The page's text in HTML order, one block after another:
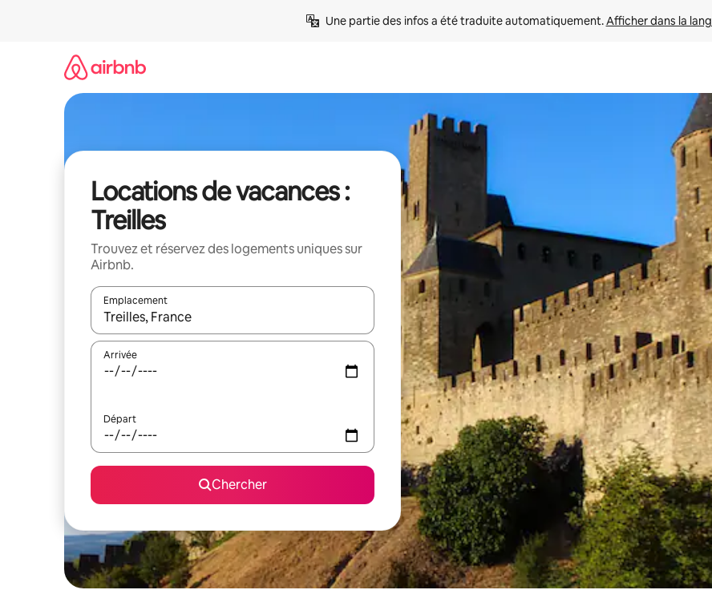
Une partie des infos a été traduite automatiquement. Afficher dans la
Locations de vacances :
Treilles
Trouvez et réservez des logements uniques sur
Airbnb.
Emplacement
Quand les résultats sont affichés, parcourez-les en utilisant les flèches vers le haut et vers le bas, ou en appuyant
Arrivée
Départ
Chercher